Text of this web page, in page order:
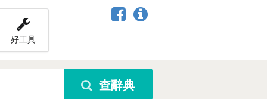
好工具
查辭典